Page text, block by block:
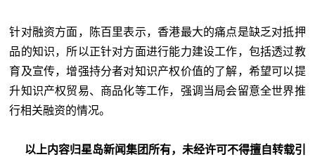
针对融资方面，陈百里表示，香港最大的痛点是缺乏对抵押
品的知识，所以正针对方面进行能力建设工作，包括透过教
育及宣传，增强持分者对知识产权价值的了解，希望可以提
升知识产权贸易、商品化等工作，强调当局会留意全世界推
行相关融资的情况。
以上内容归星岛新闻集团所有，未经许可不得擅自转载引